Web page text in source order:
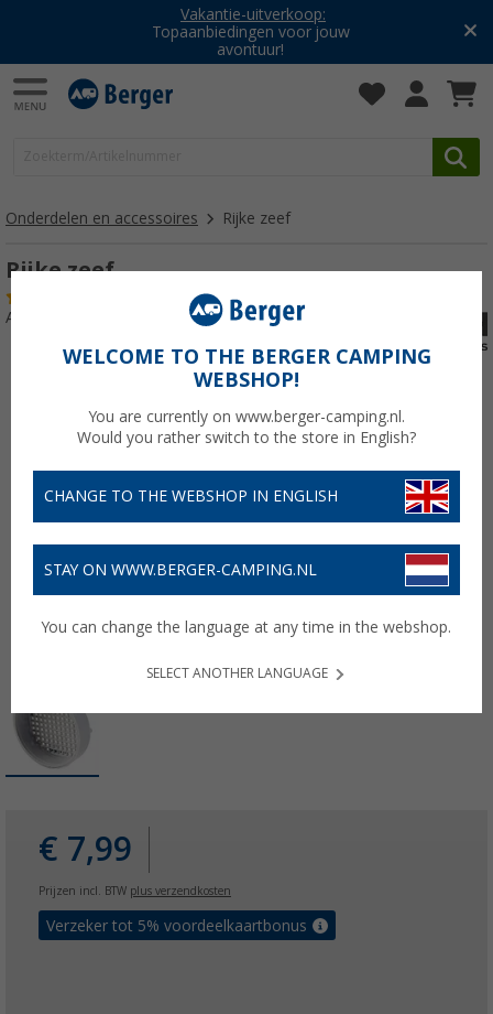
Vakantie-uitverkoop:
Topaanbiedingen voor jouw
avontuur!
Onderdelen en accessoires Rijke zeef
Rijke zeef
Artikelnr: 167600
€ 7,99
Prijzen incl. BTW plus verzendkosten
Verzeker tot 5% voordeelkaartbonus
WELCOME TO THE BERGER CAMPING
WEBSHOP!
You are currently on www.berger-camping.nl.
Would you rather switch to the store in English?
CHANGE TO THE WEBSHOP IN ENGLISH
STAY ON WWW.BERGER-CAMPING.NL
You can change the language at any time in the webshop.
SELECT ANOTHER LANGUAGE